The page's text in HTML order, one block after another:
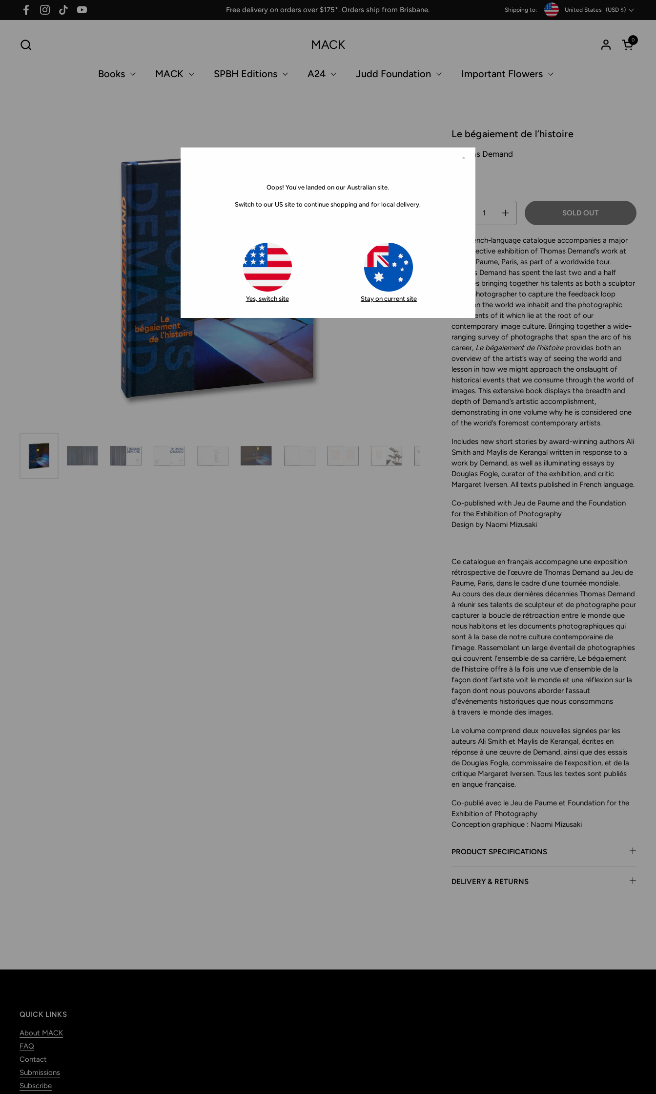
Skip to content
FacebookInstagramTikTok YouTube Free delivery on orders over $175*. Orders ship from Brisbane. Shipping to:
Country/region
United States (USD $)
×
Oops! You've landed on our Australian site.
Switch to our US site to continue shopping and for local delivery.
Yes, switch site Stay on current site
MACK Open
0
Books MACK SPBH Editions A24 Judd Foundation Important Flowers
Le bégaiement de l’histoire
Thomas Demand
SOLD OUT
This French-language catalogue accompanies a major
retrospective exhibition of Thomas Demand’s work at
Jeu de Paume, Paris, as part of a worldwide tour.
Thomas Demand has spent the last two and a half
decades bringing together his talents as both a sculptor
and a photographer to capture the feedback loop
between the world we inhabit and the photographic
documents of it which lie at the root of our
contemporary image culture. Bringing together a wide-
ranging survey of photographs that span the arc of his
career, Le bégaiement de l’histoireprovides both an
overview of the artist’s way of seeing the world and
lesson in how we might approach the onslaught of
historical events that we consume through the world of
images. This extensive book displays the breadth and
depth of Demand’s artistic accomplishment,
demonstrating in one volume why he is considered one
of the world’s foremost contemporary artists.
Includes new short stories by award-winning authors Ali
Smith and Maylis de Kerangal written in response to a
work by Demand, as well as illuminating essays by
Douglas Fogle, curator of the exhibition, and critic
Margaret Iversen. All texts published in French language.
Co-published with Jeu de Paume and the Foundation
for the Exhibition of Photography
Design by Naomi Mizusaki
Ce catalogue en français accompagne une exposition
rétrospective de l’œuvre de Thomas Demand au Jeu de
Paume, Paris, dans le cadre d’une tournée mondiale.
Au cours des deux dernières décennies Thomas Demand
à réunir ses talents de sculpteur et de photographe pour
capturer la boucle de rétroaction entre le monde que
nous habitons et les documents photographiques qui
sont à la base de notre culture contemporaine de
l’image. Rassemblant un large éventail de photographies
qui couvrent l’ensemble de sa carrière, Le bégaiement
de l’histoire offre à la fois une vue d’ensemble de la
façon dont l’artiste voit le monde et une réflexion sur la
façon dont nous pouvons aborder l’assaut
d'événements historiques que nous consommons
à travers le monde des images.
Le volume comprend deux nouvelles signées par les
auteurs Ali Smith et Maylis de Kerangal, écrites en
réponse à une œuvre de Demand, ainsi que des essais
de Douglas Fogle, commissaire de l’exposition, et de la
critique Margaret Iversen. Tous les textes sont publiés
en langue française.
Co-publié avec le Jeu de Paume et Foundation for the
Exhibition of Photography
Conception graphique : Naomi Mizusaki
PRODUCT SPECIFICATIONS
DELIVERY & RETURNS
QUICK LINKS
About MACK
FAQ
Contact
Submissions
Subscribe